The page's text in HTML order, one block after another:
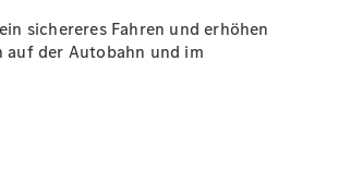
sichereres Fahren und erhöhen
auf der Autobahn und im